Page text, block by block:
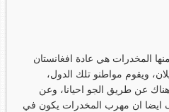
المخدرات هي عادة افغانستان
ويقوم مواطنو تلك الدول،
هناك عن طريق الجو احيانا، وعن
ايضا ان مهرب المخدرات يكون في